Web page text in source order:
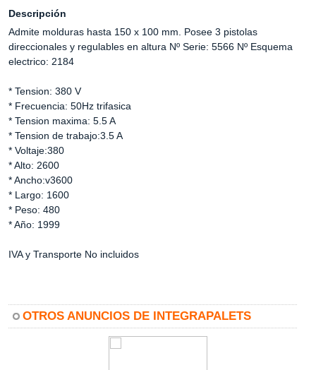
Descripción
Admite molduras hasta 150 x 100 mm. Posee 3 pistolas
direccionales y regulables en altura Nº Serie: 5566 Nº Esquema
electrico: 2184
* Tension: 380 V
* Frecuencia: 50Hz trifasica
* Tension maxima: 5.5 A
* Tension de trabajo:3.5 A
* Voltaje:380
* Alto: 2600
* Ancho:v3600
* Largo: 1600
* Peso: 480
* Año: 1999
IVA y Transporte No incluidos
OTROS ANUNCIOS DE INTEGRAPALETS